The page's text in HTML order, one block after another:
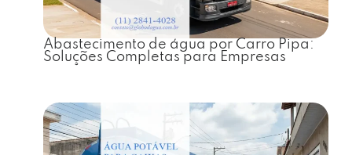
Abastecimento de água por Carro Pipa:
Soluções Completas para Empresas